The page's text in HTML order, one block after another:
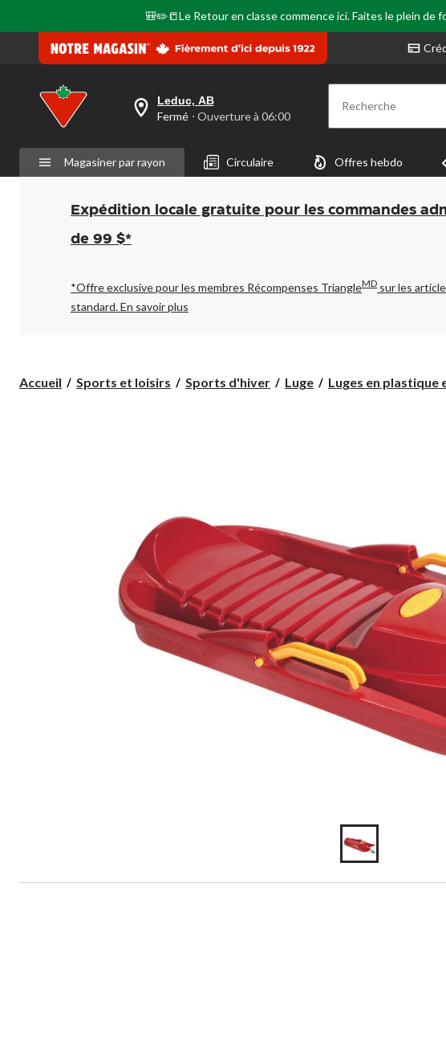
🎒✏️📒Le Retour en classe commence ici. Faites le plein
votre
est
Leduc,
AB,
Fermé,
Ouverture
à
pour
changer
Leduc, AB
Fermé ⋅ Ouverture à 06:00 Recherche
Magasiner par rayon Circulaire Offres hebdo
Expédition locale gratuite pour les commandes
de 99 $*
*Offre exclusive pour les membres Récompenses TriangleMD sur les
standard.En savoir plus
Accueil Sports et loisirs Sports d'hiver Luge Luges en plastique